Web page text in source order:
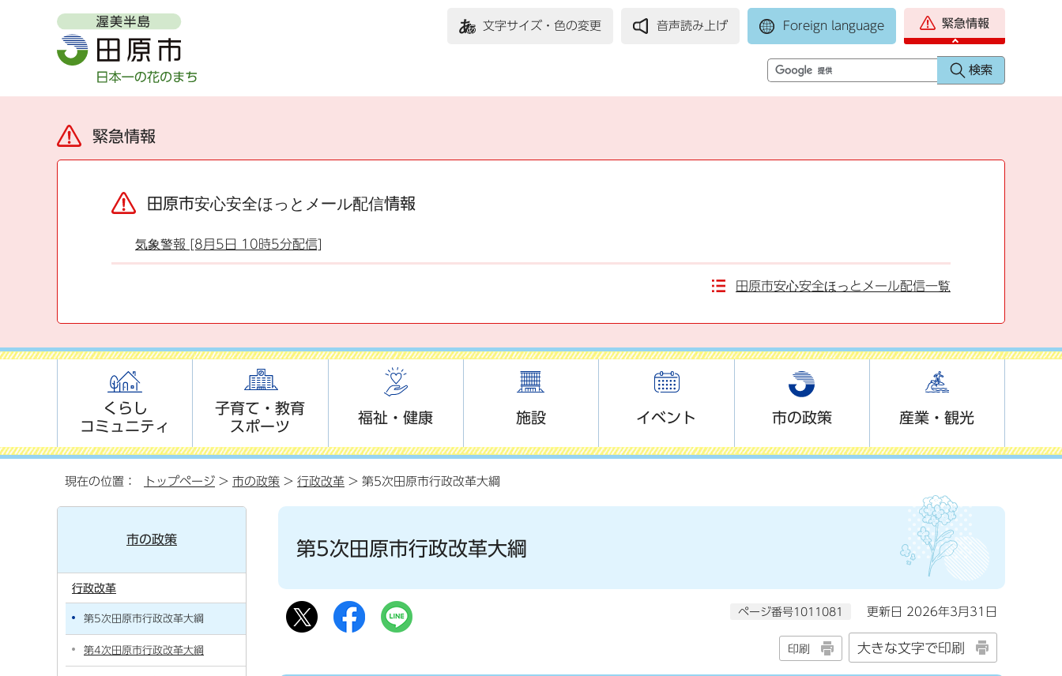
文字サイズ・色の変更 音声読み上げ Foreign language 緊急情報
緊急情報
田原市安心安全ほっとメール配信情報
気象警報 [8月5日 10時5分配信]
田原市安心安全ほっとメール配信一覧
くらし
コミュニティ
子育て・教育
スポーツ
福祉・健康 施設 イベント 市の政策 産業・観光
現在の位置： トップページ > 市の政策 > 行政改革 > 第5次田原市行政改革大綱
第5次田原市行政改革大綱
ページ番号1011081 更新日 2026年3月31日
印刷 大きな文字で印刷
市の政策
行政改革
第5次田原市行政改革大綱
第4次田原市行政改革大綱